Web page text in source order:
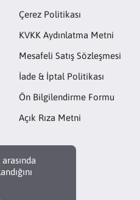
Çerez Politikası
KVKK Aydınlatma Metni
Mesafeli Satış Sözleşmesi
İade & İptal Politikası
Ön Bilgilendirme Formu
Açık Rıza Metni